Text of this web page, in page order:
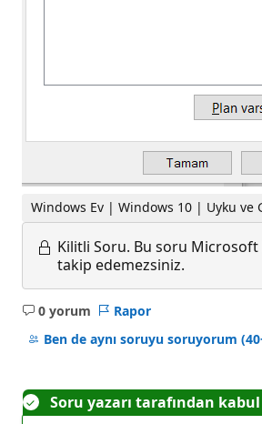
Windows Ev | Windows 10 | Uyku ve
Kilitli Soru. Bu soru Microsoft
takip edemezsiniz.
0 yorum
Açıklama
yok
Rapor
Ben de aynı soruyu soruyorum
Soru yazarı tarafından